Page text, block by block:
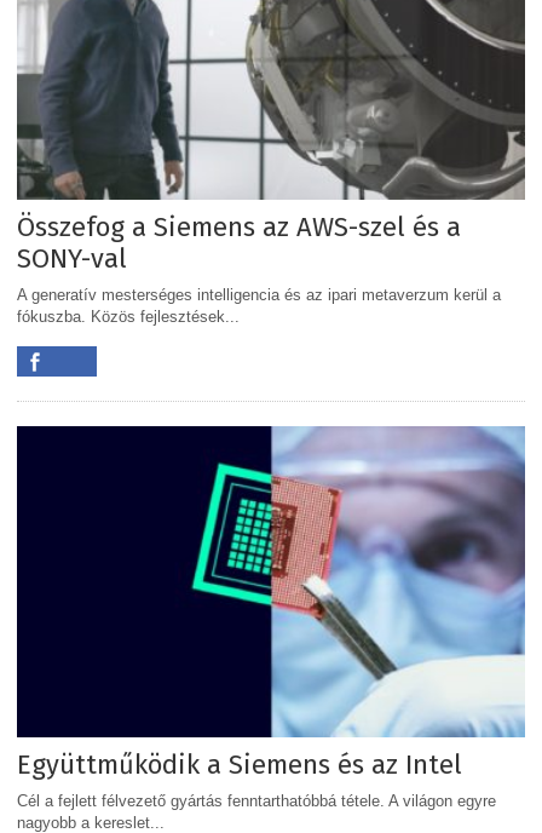
Összefog a Siemens az AWS-szel és a
SONY-val
A generatív mesterséges intelligencia és az ipari metaverzum kerül a
fókuszba. Közös fejlesztések...
Együttműködik a Siemens és az Intel
Cél a fejlett félvezető gyártás fenntarthatóbbá tétele. A világon egyre
nagyobb a kereslet...